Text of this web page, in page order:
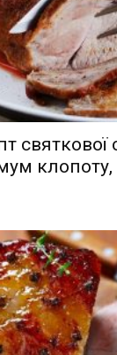
святкової